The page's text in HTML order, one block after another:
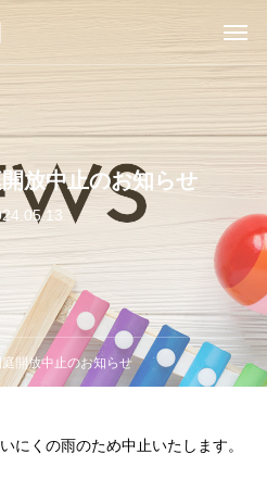
放中止のお知らせ
庭開放中止のお知らせ
にくの雨のため中止いたします。